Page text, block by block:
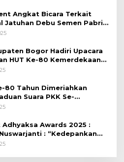
Angkat Bicara Terkait
Jatuhan Debu Semen Pabrik
Bogor Hadiri Upacara
HUT Ke-80 Kemerdekaan
Tegar Beriman
80 Tahun Dimeriahkan
Suara PKK Se-
Bogor
Awards 2025 :
: “Kedepankan
Wujudkan